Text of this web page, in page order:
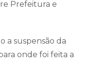
Prefeitura e
a suspensão da
onde foi feita a